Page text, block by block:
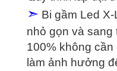
➣ Bi gầm Led
nhỏ gọn và sang
100% không
làm ảnh hưởng